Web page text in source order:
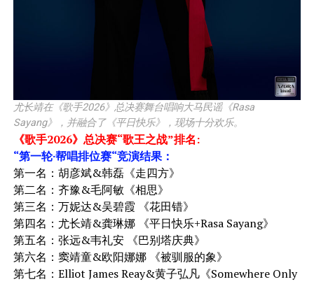
尤长靖在《歌手2026》总决赛舞台唱响大马民谣《Rasa
Sayang》，并融合了《平日快乐》，现场十分欢乐。
《歌手2026》总决赛“歌王之战”排名:
“第一轮·帮唱排位赛“竞演结果：
第一名：胡彦斌&韩磊《走四方》
第二名：齐豫&毛阿敏《相思》
第三名：万妮达&吴碧霞 《花田错》
第四名：尤长靖&龚琳娜 《平日快乐+Rasa Sayang》
第五名：张远&韦礼安 《巴别塔庆典》
第六名：窦靖童&欧阳娜娜 《被驯服的象》
第七名：Elliot James Reay&黄子弘凡《Somewhere Only